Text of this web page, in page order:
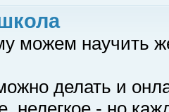
можем научить
делать и